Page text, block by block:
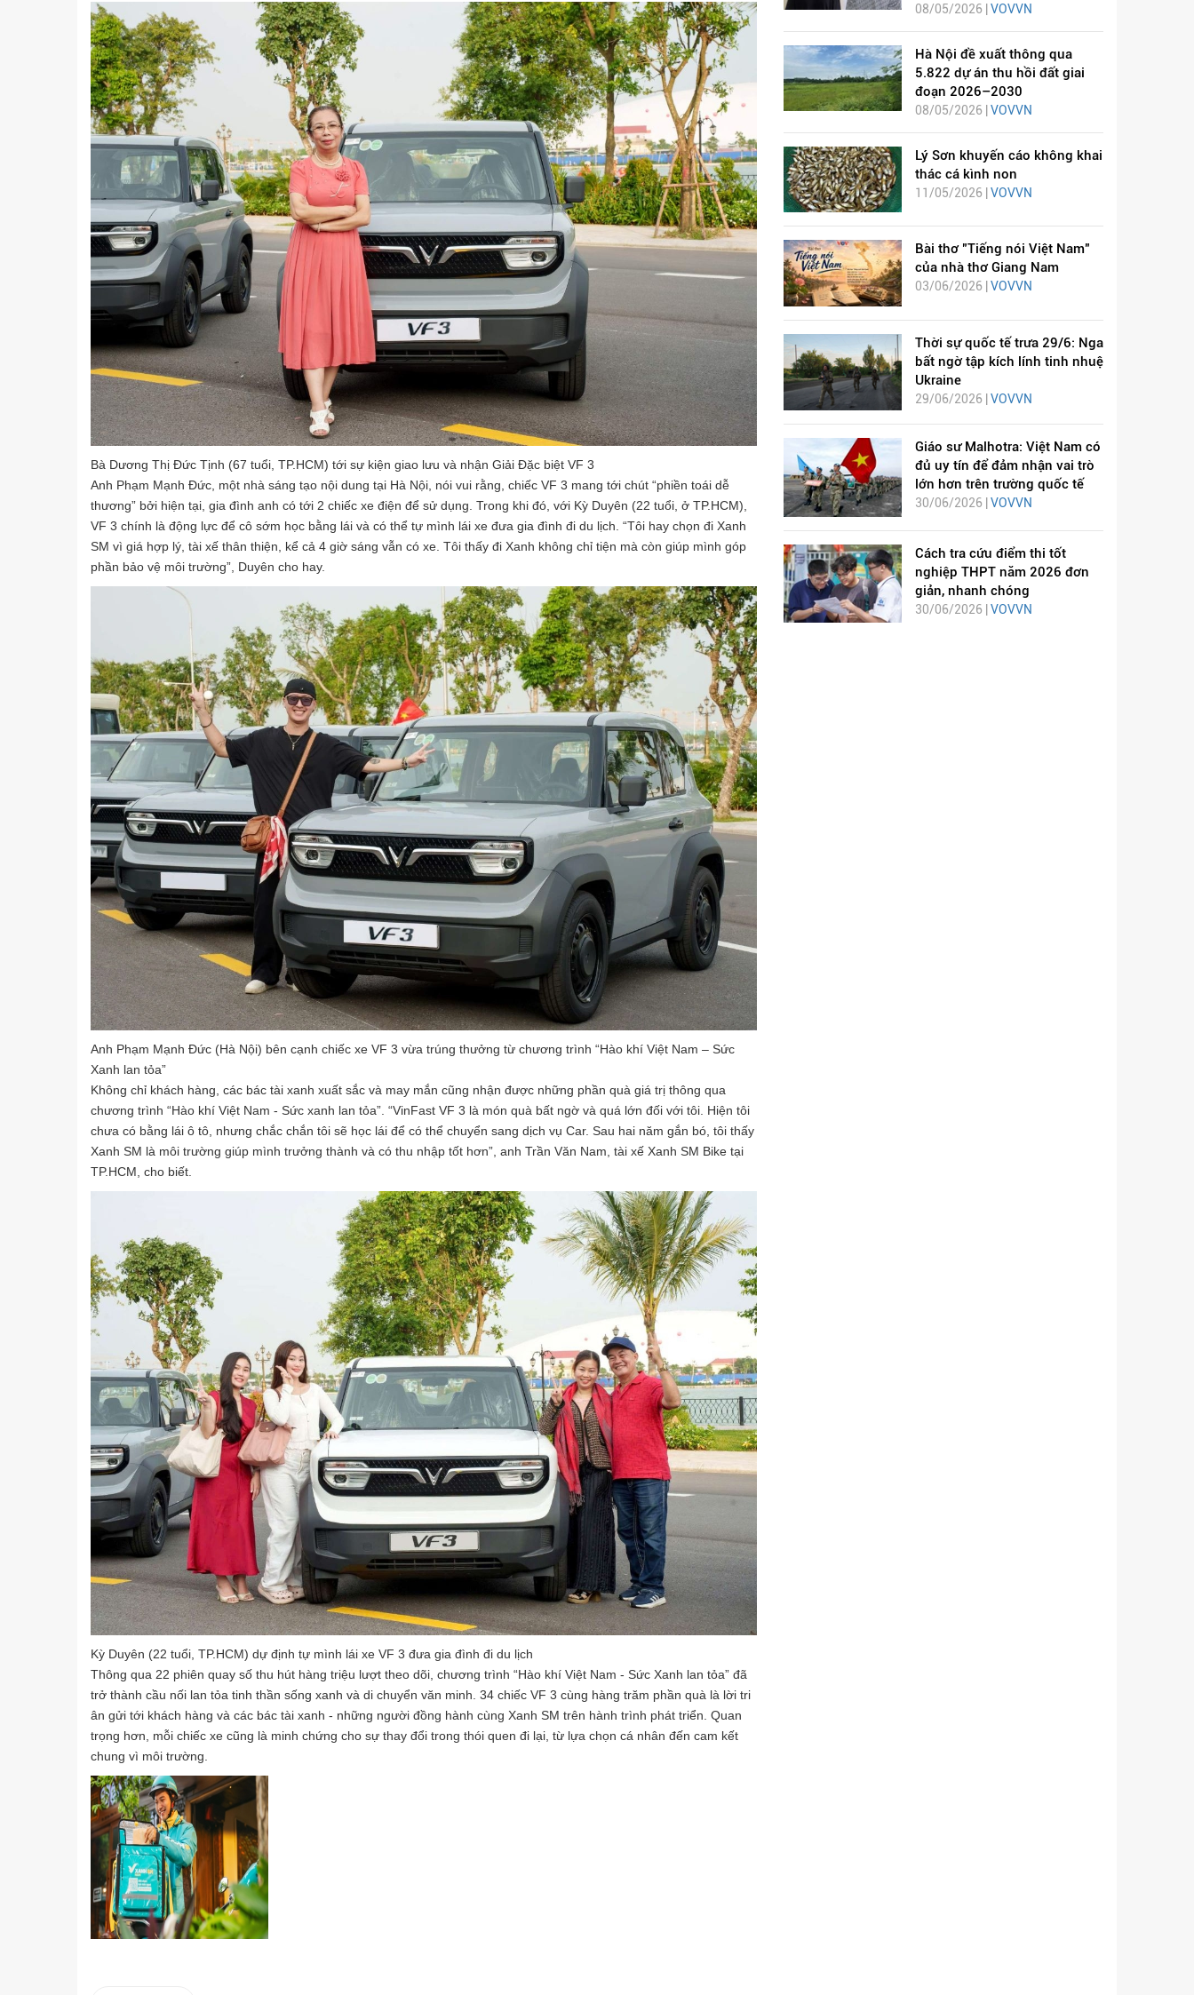
Bà Dương Thị Đức Tịnh (67 tuổi, TP.HCM) tới sự kiện giao lưu và nhận Giải Đặc biệt VF 3
Anh Phạm Mạnh Đức, một nhà sáng tạo nội dung tại Hà Nội, nói vui rằng, chiếc VF 3 mang tới chút “phiền toái dễ
thương” bởi hiện tại, gia đình anh có tới 2 chiếc xe điện để sử dụng. Trong khi đó, với Kỳ Duyên (22 tuổi, ở TP.HCM),
VF 3 chính là động lực để cô sớm học bằng lái và có thể tự mình lái xe đưa gia đình đi du lịch. “Tôi hay chọn đi Xanh
SM vì giá hợp lý, tài xế thân thiện, kể cả 4 giờ sáng vẫn có xe. Tôi thấy đi Xanh không chỉ tiện mà còn giúp mình góp
phần bảo vệ môi trường”, Duyên cho hay.
Anh Phạm Mạnh Đức (Hà Nội) bên cạnh chiếc xe VF 3 vừa trúng thưởng từ chương trình “Hào khí Việt Nam – Sức
Xanh lan tỏa”
Không chỉ khách hàng, các bác tài xanh xuất sắc và may mắn cũng nhận được những phần quà giá trị thông qua
chương trình “Hào khí Việt Nam - Sức xanh lan tỏa”. “VinFast VF 3 là món quà bất ngờ và quá lớn đối với tôi. Hiện tôi
chưa có bằng lái ô tô, nhưng chắc chắn tôi sẽ học lái để có thể chuyển sang dịch vụ Car. Sau hai năm gắn bó, tôi thấy
Xanh SM là môi trường giúp mình trưởng thành và có thu nhập tốt hơn”, anh Trần Văn Nam, tài xế Xanh SM Bike tại
TP.HCM, cho biết.
Kỳ Duyên (22 tuổi, TP.HCM) dự định tự mình lái xe VF 3 đưa gia đình đi du lịch
Thông qua 22 phiên quay số thu hút hàng triệu lượt theo dõi, chương trình “Hào khí Việt Nam - Sức Xanh lan tỏa” đã
trở thành cầu nối lan tỏa tinh thần sống xanh và di chuyển văn minh. 34 chiếc VF 3 cùng hàng trăm phần quà là lời tri
ân gửi tới khách hàng và các bác tài xanh - những người đồng hành cùng Xanh SM trên hành trình phát triển. Quan
trọng hơn, mỗi chiếc xe cũng là minh chứng cho sự thay đổi trong thói quen đi lại, từ lựa chọn cá nhân đến cam kết
chung vì môi trường.
08/05/2026 | VOVVN
Hà Nội đề xuất thông qua
5.822 dự án thu hồi đất giai
đoạn 2026–2030
08/05/2026 | VOVVN
Lý Sơn khuyến cáo không khai
thác cá kình non
11/05/2026 | VOVVN
Bài thơ "Tiếng nói Việt Nam"
của nhà thơ Giang Nam
03/06/2026 | VOVVN
Thời sự quốc tế trưa 29/6: Nga
bất ngờ tập kích lính tinh nhuệ
Ukraine
29/06/2026 | VOVVN
Giáo sư Malhotra: Việt Nam có
đủ uy tín để đảm nhận vai trò
lớn hơn trên trường quốc tế
30/06/2026 | VOVVN
Cách tra cứu điểm thi tốt
nghiệp THPT năm 2026 đơn
giản, nhanh chóng
30/06/2026 |VOVVN